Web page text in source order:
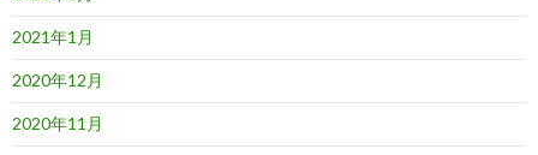
2021年1月
2020年12月
2020年11月